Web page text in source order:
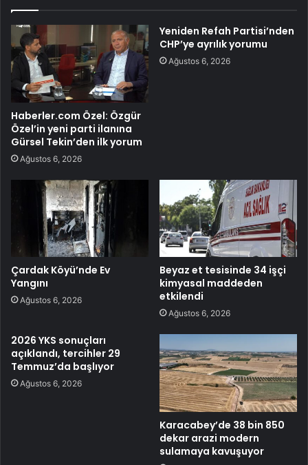
Haberler.com Özel: Özgür
Özel’in yeni parti ilanına
Gürsel Tekin’den ilk yorum
Ağustos 6, 2026
Yeniden Refah Partisi’nden
CHP’ye ayrılık yorumu
Ağustos 6, 2026
Çardak Köyü’nde Ev
Yangını
Ağustos 6, 2026
Beyaz et tesisinde 34 işçi
kimyasal maddeden
etkilendi
Ağustos 6, 2026
2026 YKS sonuçları
açıklandı, tercihler 29
Temmuz’da başlıyor
Ağustos 6, 2026
Karacabey’de 38 bin 850
dekar arazi modern
sulamaya kavuşuyor